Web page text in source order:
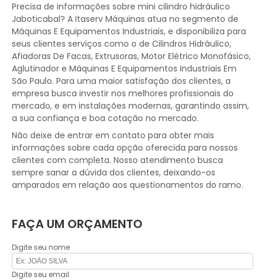
Precisa de informações sobre mini cilindro hidráulico
Jaboticabal? A Itaserv Máquinas atua no segmento de
Máquinas E Equipamentos Industriais, e disponibiliza para
seus clientes serviços como o de Cilindros Hidráulico,
Afiadoras De Facas, Extrusoras, Motor Elétrico Monofásico,
Aglutinador e Máquinas E Equipamentos Industriais Em
São Paulo. Para uma maior satisfação dos clientes, a
empresa busca investir nos melhores profissionais do
mercado, e em instalações modernas, garantindo assim,
a sua confiança e boa cotação no mercado.
Não deixe de entrar em contato para obter mais
informações sobre cada opção oferecida para nossos
clientes com completa. Nosso atendimento busca
sempre sanar a dúvida dos clientes, deixando-os
amparados em relação aos questionamentos do ramo.
FAÇA UM ORÇAMENTO
Digite seu nome
Digite seu email